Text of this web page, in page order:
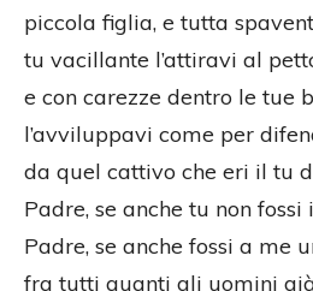
piccola figlia, e tutta
tu vacillante l’attiravi al
e con carezze dentro le tue
l’avviluppavi come per
da quel cattivo che eri il tu
Padre, se anche tu non fossi
Padre, se anche fossi a me
fra tutti quanti gli uomini